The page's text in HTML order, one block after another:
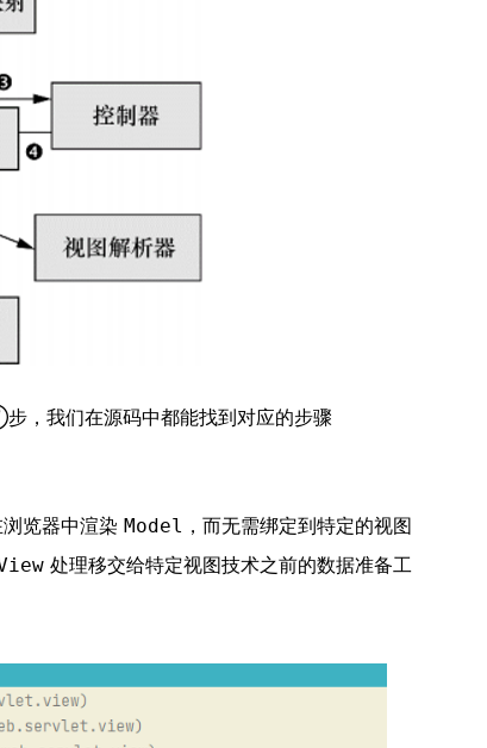
我们在源码中都能找到对应的步骤
览器中渲染 Model ，而无需绑定到特定的视图
处理移交给特定视图技术之前的数据准备工